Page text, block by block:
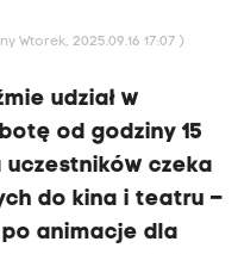
Wtorek, 2025.09.16 17:07 )
udział w
od godziny 15
uczestników czeka
do kina i teatru –
animacje dla